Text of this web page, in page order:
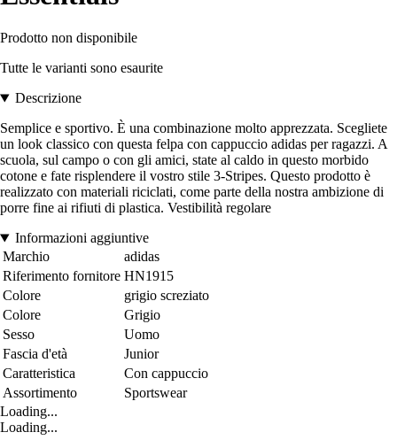
Prodotto non disponibile
Tutte le varianti sono esaurite
Descrizione
Semplice e sportivo. È una combinazione molto apprezzata. Scegliete
un look classico con questa felpa con cappuccio adidas per ragazzi. A
scuola, sul campo o con gli amici, state al caldo in questo morbido
cotone e fate risplendere il vostro stile 3-Stripes. Questo prodotto è
realizzato con materiali riciclati, come parte della nostra ambizione di
porre fine ai rifiuti di plastica. Vestibilità regolare
Informazioni aggiuntive
Marchio
adidas
Riferimento fornitore HN1915
Colore
grigio screziato
Colore
Grigio
Sesso
Uomo
Fascia d'età
Junior
Caratteristica
Con cappuccio
Assortimento
Sportswear
Loading...
Loading...